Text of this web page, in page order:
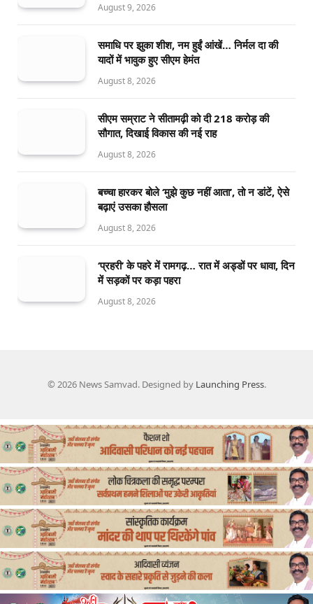
August 9, 2026
समाधि पर झुका शीश, नम हुईं आंखें… निर्मल दा की
यादों में भावुक हुए सीएम हेमंत
August 8, 2026
सीएम सम्राट ने सीतामढ़ी को दी 218 करोड़ की
सौगात, दिखाई विकास की नई राह
August 8, 2026
बच्चा हारकर बोले ‘मुझे कुछ नहीं आता’, तो न डांटें, ऐसे
बढ़ाएं उसका हौसला
August 8, 2026
‘प्रहरी’ के पहरे में रामगढ़… रात में अड्डों पर धावा, दिन
में सड़कों पर कड़ा पहरा
August 8, 2026
© 2026 News Samvad. Designed by Launching Press.